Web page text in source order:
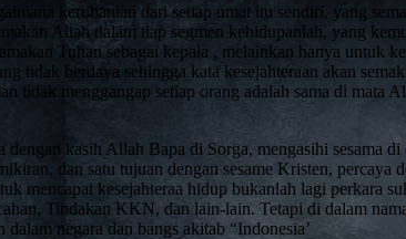
kerohanian dari setiap umat itu sendiri, yang
Allah dalam tiap segmen kehidupanlah, yang
Tuhan sebagai kepala , melainkan hanya untuk
tidak berdaya sehingga kata kesejahteraan akan
tidak menggangap setiap orang adalah sama di mata
kasih Allah Bapa di Sorga, mengasihi sesama
dan satu tujuan dengan sesame Kristen, percaya
mencapai kesejahteraa hidup bukanlah lagi perkara
Tindakan KKN, dan lain-lain. Tetapi di dalam
negara dan bangs akitab “Indonesia’